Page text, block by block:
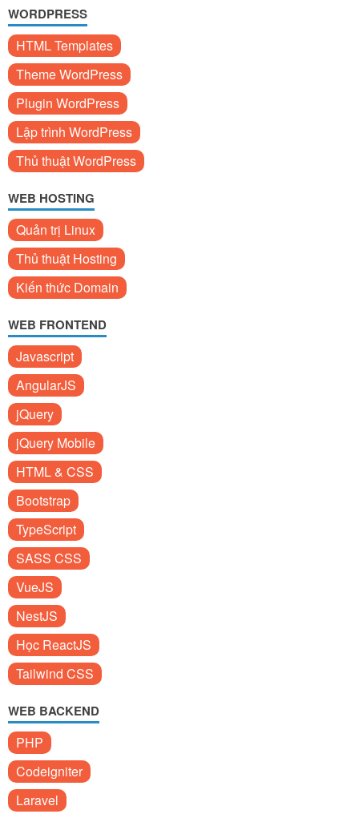
WORDPRESS
HTML Templates
Theme WordPress
Plugin WordPress
Lập trình WordPress
Thủ thuật WordPress
WEB HOSTING
Quản trị Linux
Thủ thuật Hosting
Kiến thức Domain
WEB FRONTEND
Javascript
AngularJS
jQuery
jQuery Mobile
HTML & CSS
Bootstrap
TypeScript
SASS CSS
VueJS
NestJS
Học ReactJS
Tailwind CSS
WEB BACKEND
PHP
Codeigniter
Laravel